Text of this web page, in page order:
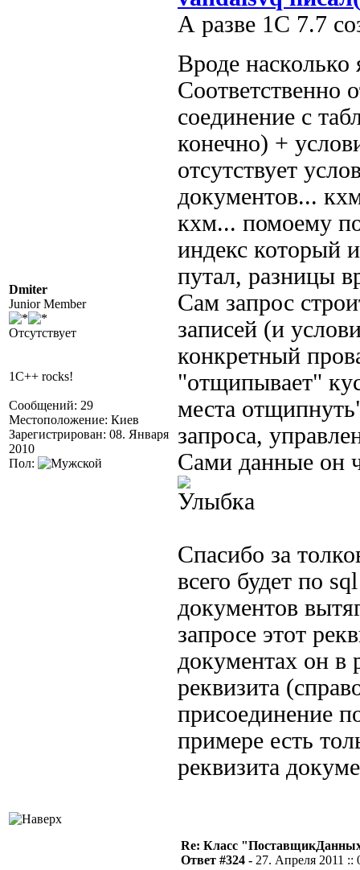
Dmiter
Junior Member
Отсутствует
1C++ rocks!
Сообщений: 29
Местоположение: Киев
Зарегистрирован: 08. Января
2010
Пол:
А разве 1С 7.7
Вроде
Соответственно
соединение с
конечно) +
отсутствует
документов...
кхм... помоему
индекс который
путал, разницы
Сам запрос
записей (и
конкретный
"отщипывает"
места
запроса,
Сами данные он
.
Спасибо за
всего будет по
документов
запросе этот
документах он в
реквизита
присоединение
примере есть
реквизита
Re: Класс
Ответ #324 - 27. Апреля 2011 ::